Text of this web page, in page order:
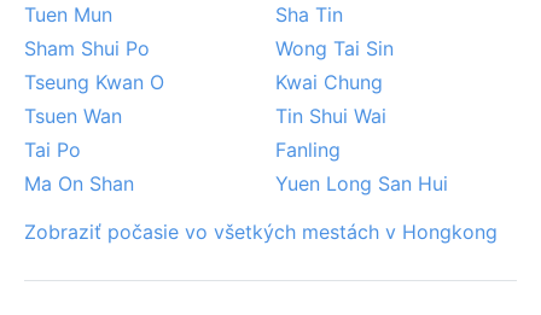
Tuen Mun
Sha Tin
Sham Shui Po
Wong Tai Sin
Tseung Kwan O
Kwai Chung
Tsuen Wan
Tin Shui Wai
Tai Po
Fanling
Ma On Shan
Yuen Long San Hui
Zobraziť počasie vo všetkých mestách v Hongkong